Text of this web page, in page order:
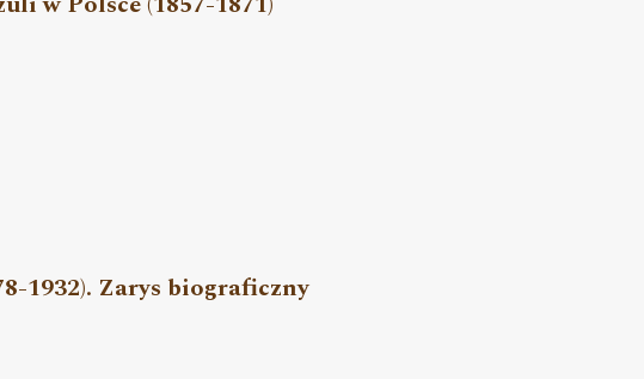
1932). Zarys biograficzny